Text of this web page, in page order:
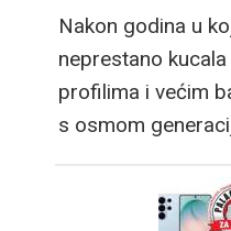
Nakon godina u
neprestano
profilima i većim
s osmom